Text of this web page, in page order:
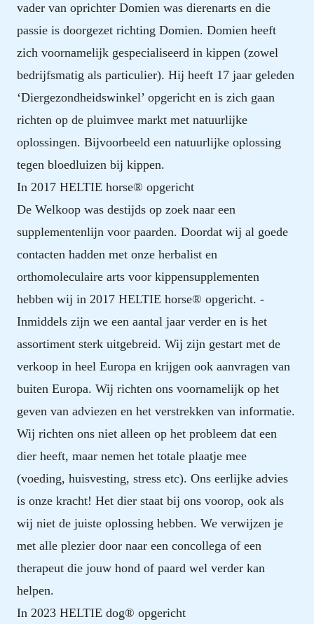
vader van oprichter Domien was dierenarts en die
passie is doorgezet richting Domien. Domien heeft
zich voornamelijk gespecialiseerd in kippen (zowel
bedrijfsmatig als particulier). Hij heeft 17 jaar geleden
‘Diergezondheidswinkel’ opgericht en is zich gaan
richten op de pluimvee markt met natuurlijke
oplossingen. Bijvoorbeeld een natuurlijke oplossing
tegen bloedluizen bij kippen.
In 2017 HELTIE horse® opgericht
De Welkoop was destijds op zoek naar een
supplementenlijn voor paarden. Doordat wij al goede
contacten hadden met onze herbalist en
orthomoleculaire arts voor kippensupplementen
hebben wij in 2017 HELTIE horse® opgericht. -
Inmiddels zijn we een aantal jaar verder en is het
assortiment sterk uitgebreid. Wij zijn gestart met de
verkoop in heel Europa en krijgen ook aanvragen van
buiten Europa. Wij richten ons voornamelijk op het
geven van adviezen en het verstrekken van informatie.
Wij richten ons niet alleen op het probleem dat een
dier heeft, maar nemen het totale plaatje mee
(voeding, huisvesting, stress etc). Ons eerlijke advies
is onze kracht! Het dier staat bij ons voorop, ook als
wij niet de juiste oplossing hebben. We verwijzen je
met alle plezier door naar een concollega of een
therapeut die jouw hond of paard wel verder kan
helpen.
In 2023 HELTIE dog® opgericht